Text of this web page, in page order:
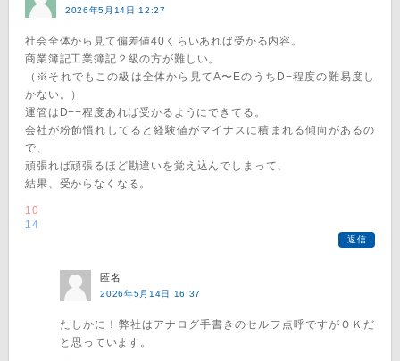
2026年5月14日 12:27
社会全体から見て偏差値40くらいあれば受かる内容。
商業簿記工業簿記２級の方が難しい。
（※それでもこの級は全体から見てA〜EのうちD−程度の難易度し
かない。）
運管はD−−程度あれば受かるようにできてる。
会社が粉飾慣れしてると経験値がマイナスに積まれる傾向があるの
で、
頑張れば頑張るほど勘違いを覚え込んでしまって、
結果、受からなくなる。
10
14
返信
匿名
2026年5月14日 16:37
たしかに！弊社はアナログ手書きのセルフ点呼ですがＯＫだ
と思っています。